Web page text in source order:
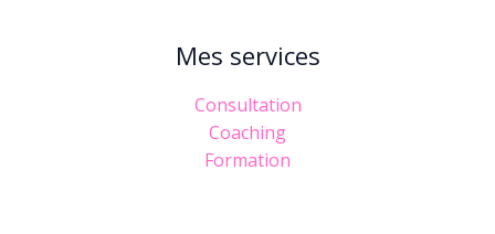
Mes services
Consultation
Coaching
Formation